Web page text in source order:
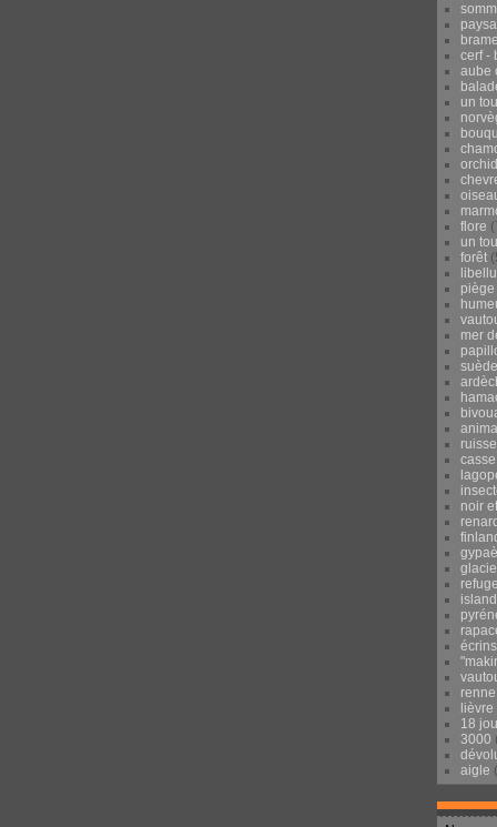
cerf -
aube
un
flore
un
forêt
mer
suède
noir
écrins
renne
lièvre
18
3000
aigle